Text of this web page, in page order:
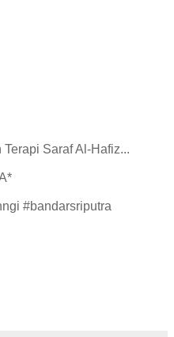
Saraf Al-Hafiz...
#bandarsriputra